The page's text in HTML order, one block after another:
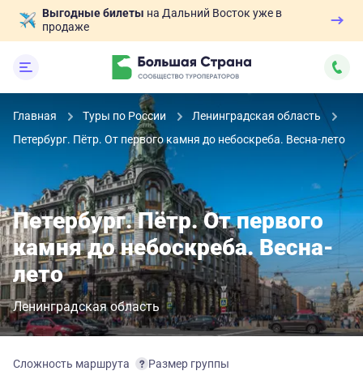
Выгодные билеты на Дальний Восток уже в
продаже
Главная Туры по России
Ленинградская область
Петербург. Пётр. От первого камня до небоскреба. Весна-лето
Петербург. Пётр. От первого
камня до небоскреба. Весна-
лето
Ленинградская область
Сложность маршрута Размер группы